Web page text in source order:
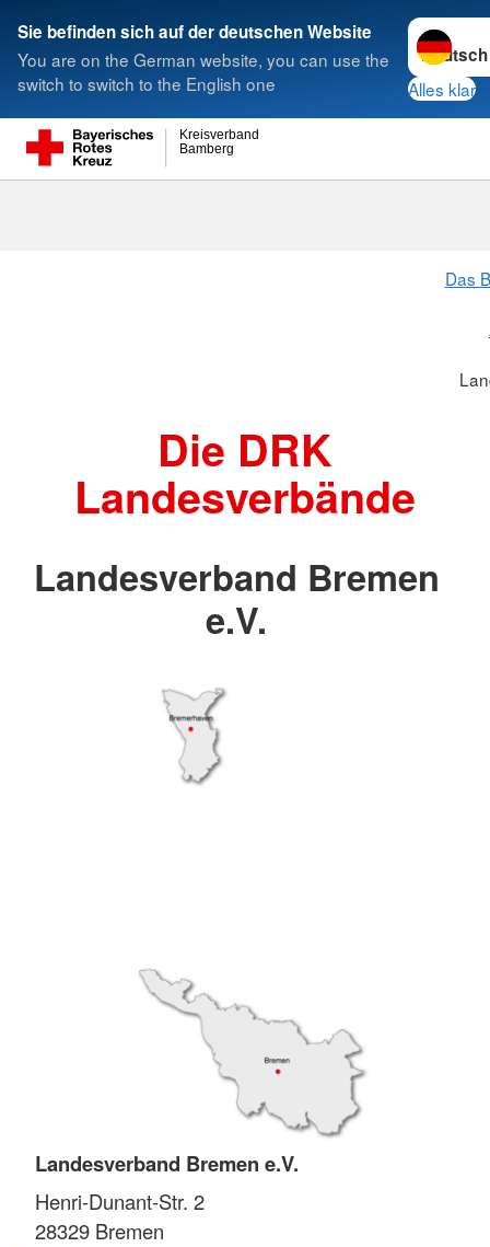
Sie befinden sich auf der deutschen Website
You are on the German website, you can use the
switch to switch to the English one
Sprache
Alles klar
Bamberg
Kreisverband
Suche
Das
Die DRK
Landesverbände
Landesverband Bremen
e.V.
Landesverband Bremen e.V.
Henri-Dunant-Str. 2
28329 Bremen